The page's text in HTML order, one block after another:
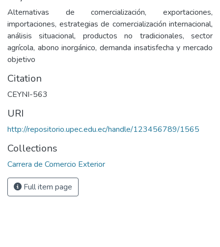
Alternativas de comercialización, exportaciones,
importaciones, estrategias de comercialización internacional,
análisis situacional, productos no tradicionales, sector
agrícola, abono inorgánico, demanda insatisfecha y mercado
objetivo
Citation
CEYNI-563
URI
http://repositorio.upec.edu.ec/handle/123456789/1565
Collections
Carrera de Comercio Exterior
Full item page